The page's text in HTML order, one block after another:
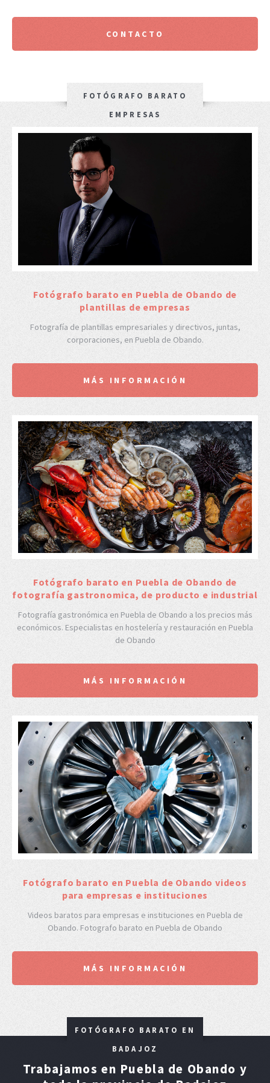
CONTACTO
FOTÓGRAFO BARATO
EMPRESAS
Fotógrafo barato en Puebla de Obando de
plantillas de empresas
Fotografía de plantillas empresariales y directivos, juntas,
corporaciones, en Puebla de Obando.
MÁS INFORMACIÓN
Fotógrafo barato en Puebla de Obando de
fotografía gastronomica, de producto e industrial
Fotografía gastronómica en Puebla de Obando a los precios más
económicos. Especialistas en hostelería y restauración en Puebla
de Obando
MÁS INFORMACIÓN
Fotógrafo barato en Puebla de Obando videos
para empresas e instituciones
Videos baratos para empresas e instituciones en Puebla de
Obando. Fotografo barato en Puebla de Obando
MÁS INFORMACIÓN
FOTÓGRAFO BARATO EN
BADAJOZ
Trabajamos en Puebla de Obando y